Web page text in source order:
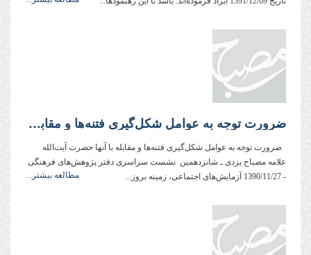
ضرورت توجه به عوامل شکل‌گیری فتنه‌ها و مقابله با آنها
ضرورت توجه به عوامل شکل‌گیری فتنه‌ها و مقابله با آنها حضرت آیت‌الله
علامه مصباح یزدی ـ‌ شانزدهمین نشست سراسری دفتر پژوهش‌های فرهنگی
- 1390/11/27 آزمایش‌های اجتماعی، زمینه بروز...
مطالعه بیشتر...